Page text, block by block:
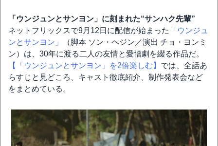
「ウンジュンとサンヨン」に刻まれた“サンハク先輩”
ネットフリックスで9月12日に配信が始まった
「ウンジュ
ンとサンヨン」
（脚本 ソン・ヘジン／演出 チョ・ヨンミ
ン）は、30年に渡る二人の友情と愛憎劇を綴る作品だ。
【「ウンジュンとサンヨン」を2倍楽しむ】 では、全話あ
らすじと見どころ、キャスト徹底紹介、制作発表会など
をまとめている。